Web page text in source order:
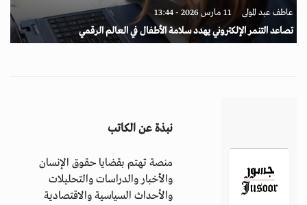
عاطف عبد المولى 11 مارس 2026 - 13:44
تصاعد التنمر الإلكتروني يهدد سلامة الأطفال في العالم الرقمي
نبذة عن الكاتب
منصة تهتم بقضايا حقوق الإنسان
والأخبار والدراسات والتحليلات
والأحداث السياسية والاقتصادية